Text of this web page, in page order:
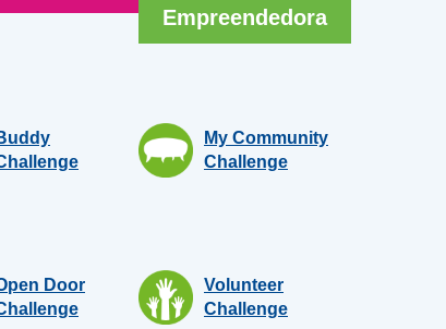
Empreendedora
My Community
Challenge
Door
Volunteer
Challenge